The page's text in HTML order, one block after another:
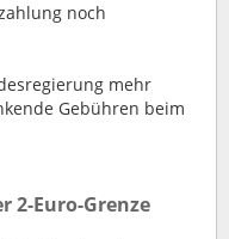
noch
mehr
Gebühren beim
2-Euro-Grenze